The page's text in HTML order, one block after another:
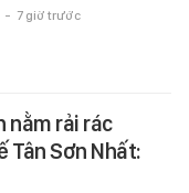
- 7 giờ trước
nằm rải rác
Tân Sơn Nhất: